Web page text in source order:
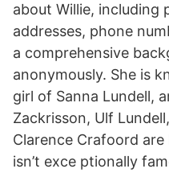
about Willie, including
addresses, phone
a comprehensive
anonymously. She is
girl of Sanna Lundell,
Zackrisson, Ulf
Clarence Crafoord
isn’t exce ptionally